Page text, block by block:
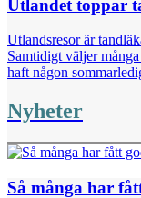
Utlandet toppar
Utlandsresor är
Samtidigt väljer
haft någon
Nyheter
Så många har